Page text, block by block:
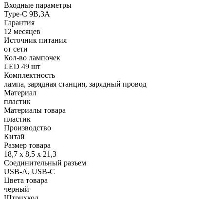
Входные параметры
Type-C 9В,3А
Гарантия
12 месяцев
Источник питания
от сети
Кол-во лампочек
LED 49 шт
Комплектность
лампа, зарядная станция, зарядный провод
Материал
пластик
Материалы товара
пластик
Производство
Китай
Размер товара
18,7 x 8,5 x 21,3
Соединительный разъем
USB-A, USB-C
Цвета товара
черный